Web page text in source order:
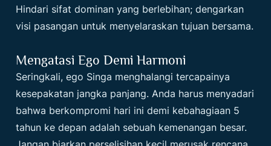
Hindari sifat dominan yang berlebihan; dengarkan
visi pasangan untuk menyelaraskan tujuan bersama.
Mengatasi Ego Demi Harmoni
Seringkali, ego Singa menghalangi tercapainya
kesepakatan jangka panjang. Anda harus menyadari
bahwa berkompromi hari ini demi kebahagiaan 5
tahun ke depan adalah sebuah kemenangan besar.